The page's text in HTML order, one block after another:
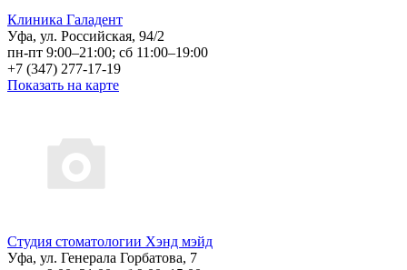
Клиника Галадент
Уфа, ул. Российская, 94/2
пн-пт 9:00–21:00; сб 11:00–19:00
+7 (347) 277-17-19
Показать на карте
Студия стоматологии Хэнд мэйд
Уфа, ул. Генерала Горбатова, 7